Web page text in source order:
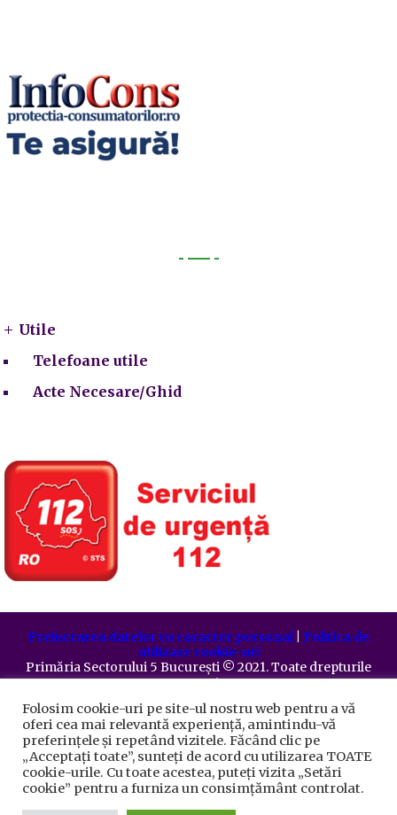
Utile
Telefoane utile
Acte Necesare/Ghid
Prelucrarea datelor cu caracter personal| Politica de
utilizare cookie-uri
Primăria Sectorului 5 București ©️ 2021. Toate drepturile
rezervate.
Folosim cookie-uri pe site-ul nostru web pentru a vă
oferi cea mai relevantă experiență, amintindu-vă
preferințele și repetând vizitele. Făcând clic pe
„Acceptați toate”, sunteți de acord cu utilizarea TOATE
cookie-urile. Cu toate acestea, puteți vizita „Setări
cookie” pentru a furniza un consimțământ controlat.